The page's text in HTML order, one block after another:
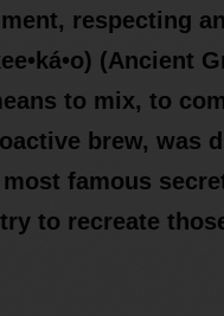
respecting
(Ancient
to mix, to
brew, was
famous
to recreate